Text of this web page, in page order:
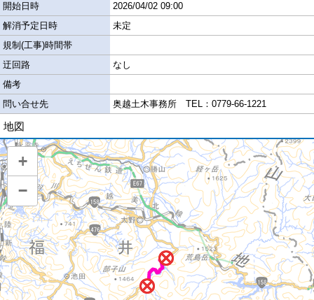
開始日時
2026/04/02 09:00
解消予定日時
未定
規制(工事)時間帯
迂回路
なし
備考
問い合せ先
奥越土木事務所　TEL：0779-66-1221
地図
+
−